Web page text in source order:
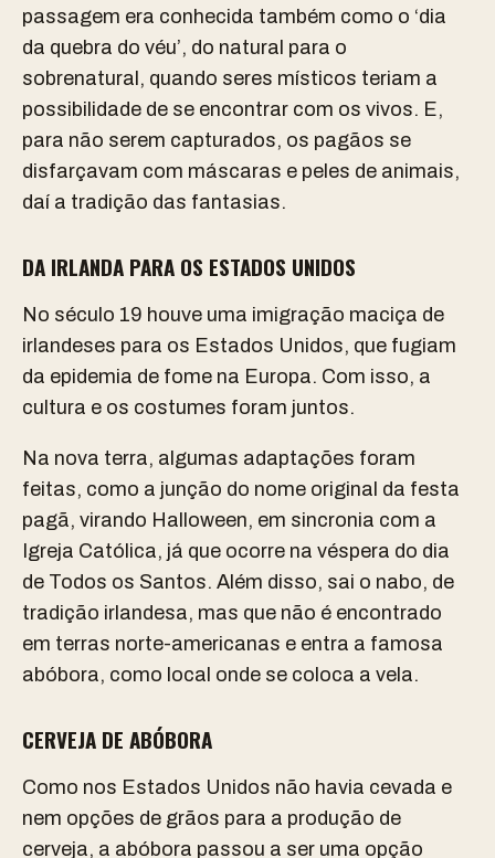
passagem era conhecida também como o ‘dia
da quebra do véu’, do natural para o
sobrenatural, quando seres místicos teriam a
possibilidade de se encontrar com os vivos. E,
para não serem capturados, os pagãos se
disfarçavam com máscaras e peles de animais,
daí a tradição das fantasias.
DA IRLANDA PARA OS ESTADOS UNIDOS
No século 19 houve uma imigração maciça de
irlandeses para os Estados Unidos, que fugiam
da epidemia de fome na Europa. Com isso, a
cultura e os costumes foram juntos.
Na nova terra, algumas adaptações foram
feitas, como a junção do nome original da festa
pagã, virando Halloween, em sincronia com a
Igreja Católica, já que ocorre na véspera do dia
de Todos os Santos. Além disso, sai o nabo, de
tradição irlandesa, mas que não é encontrado
em terras norte-americanas e entra a famosa
abóbora, como local onde se coloca a vela.
CERVEJA DE ABÓBORA
Como nos Estados Unidos não havia cevada e
nem opções de grãos para a produção de
cerveja, a abóbora passou a ser uma opção